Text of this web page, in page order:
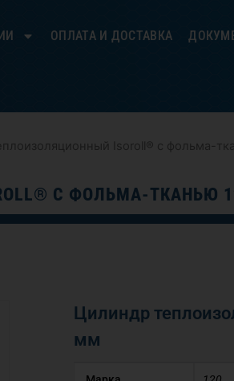
ОПЛАТА И ДОСТАВКА
Isoroll® с фольма-
С ФОЛЬМА-ТКАНЬЮ
Цилиндр
мм